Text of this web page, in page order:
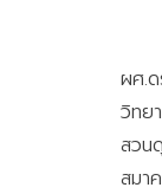
ผศ.
วิทย
สวน
สมา